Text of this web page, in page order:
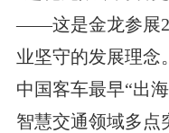
——这是金龙参展
业坚守的发展理念
中国客车最早“出
智慧交通领域多点